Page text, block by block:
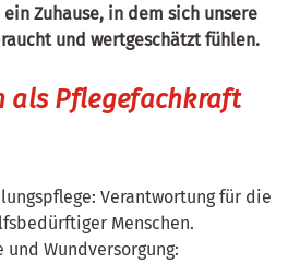
Zuhause, in dem sich unsere
und wertgeschätzt fühlen.
als Pflegefachkraft
Verantwortung für die
Menschen.
und Wundversorgung: